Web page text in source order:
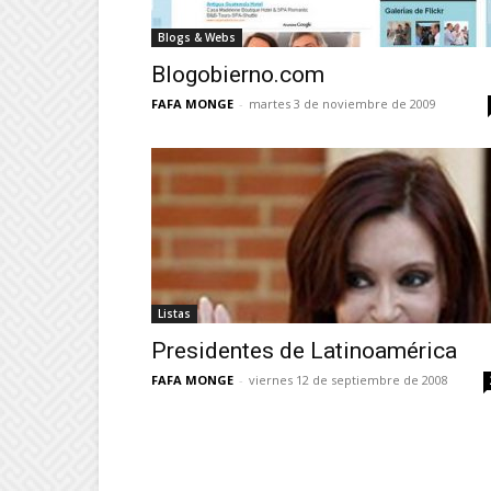
Blogs & Webs
Blogobierno.com
FAFA MONGE - martes 3 de noviembre de 2009
Listas
Presidentes de Latinoamérica
FAFA MONGE - viernes 12 de septiembre de 2008